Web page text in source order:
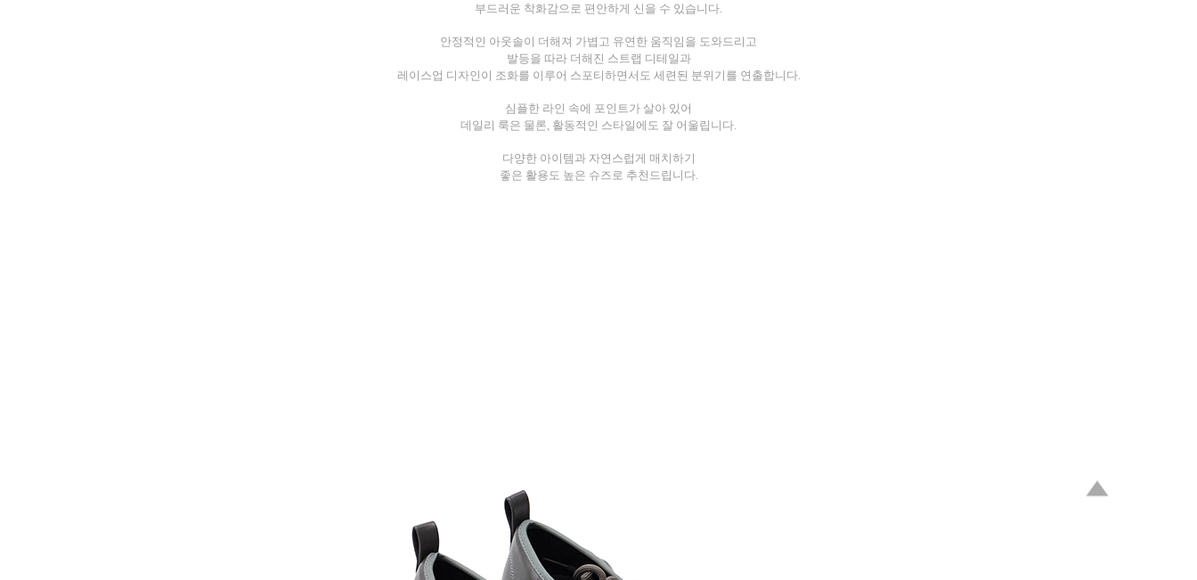
부드러운 착화감으로 편안하게 신을 수 있습니다.
안정적인 아웃솔이 더해져 가볍고 유연한 움직임을 도와드리고
발등을 따라 더해진 스트랩 디테일과
레이스업 디자인이 조화를 이루어 스포티하면서도 세련된 분위기를 연출합니다.
심플한 라인 속에 포인트가 살아 있어
데일리 룩은 물론, 활동적인 스타일에도 잘 어울립니다.
다양한 아이템과 자연스럽게 매치하기
좋은 활용도 높은 슈즈로 추천드립니다.